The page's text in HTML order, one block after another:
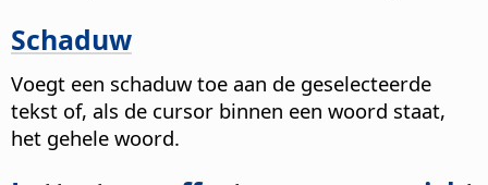
Schaduw
Voegt een schaduw toe aan de geselecteerde
tekst of, als de cursor binnen een woord staat,
het gehele woord.